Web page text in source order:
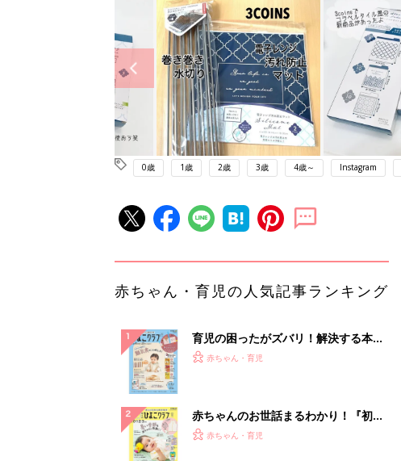
0歳 1歳 2歳 3歳 4歳～ Instagram
赤ちゃん・育児の人気記事ランキング
育児の困ったがズバリ！解決する本
『ひよこクラブ 秋号』 4カ月～2才
赤ちゃん・育児
赤ちゃんのお世話まるわかり！『初め
てのひよこクラブ 夏号』〈巻頭大特
赤ちゃん・育児